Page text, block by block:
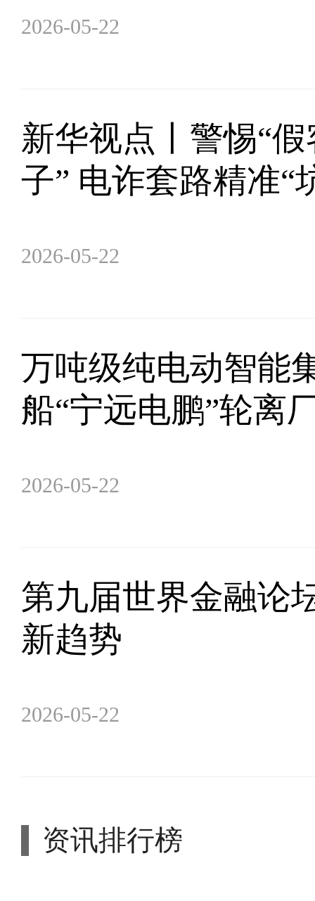
2026-05-22
新华视点丨警惕“
子” 电诈套路精准“
2026-05-22
万吨级纯电动智能
船“宁远电鹏”轮离
2026-05-22
第九届世界金融论
新趋势
2026-05-22
资讯排行榜